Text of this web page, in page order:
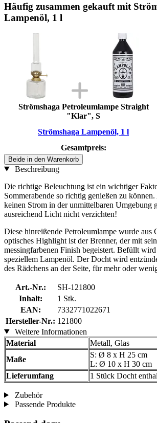
Häufig zusammen gekauft mit
Lampenöl, 1 l
Strömshaga Petroleumlampe Straight
"Klar", S
Strömshaga Lampenöl, 1 l
Gesamtpreis:
Beide in den Warenkorb
Beschreibung
Die richtige Beleuchtung ist ein wichtiger
Sommerabende so richtig genießen zu
keinen Strom in der unmittelbaren Umgebung
ausreichend Licht nicht verzichten!
Diese hinreißende Petroleumlampe wurde aus
optisches Highlight ist der Brenner, der mit
messingfarbenen Finish begeistert. Befüllt
speziellem Lampenöl. Der Docht wird
des Rädchens an der Seite, für mehr oder
Art.-Nr.:
SH-121800
Inhalt:
1 Stk.
EAN:
7332771022671
Hersteller-Nr.: 121800
Weitere Informationen
Material
Metall, Glas
Maße
S: Ø 8 x H 25 cm
L: Ø 10 x H 30 cm
Lieferumfang
1 Stück Docht
Zubehör
Passende Produkte